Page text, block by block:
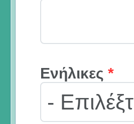
Ενήλικες *